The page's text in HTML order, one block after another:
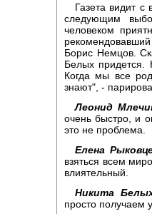
Газета видит с
следующим
человеком
Борис Немцов.
Белых придется.
Когда мы все
знают", -
Леонид
очень быстро, и
это не проблема.
Елена
взяться всем
влиятельный.
Никита
просто получаем